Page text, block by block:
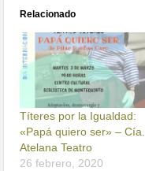
Relacionado
Títeres por la Igualdad:
«Papá quiero ser» – Cía.
Atelana Teatro
26 febrero, 2020